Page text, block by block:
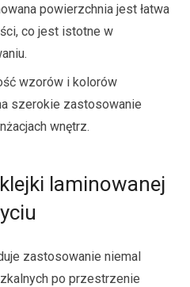
powierzchnia jest łatwa
co jest istotne w
wzorów i kolorów
szerokie zastosowanie
wnętrz.
laminowanej
zastosowanie niemal
po przestrzenie